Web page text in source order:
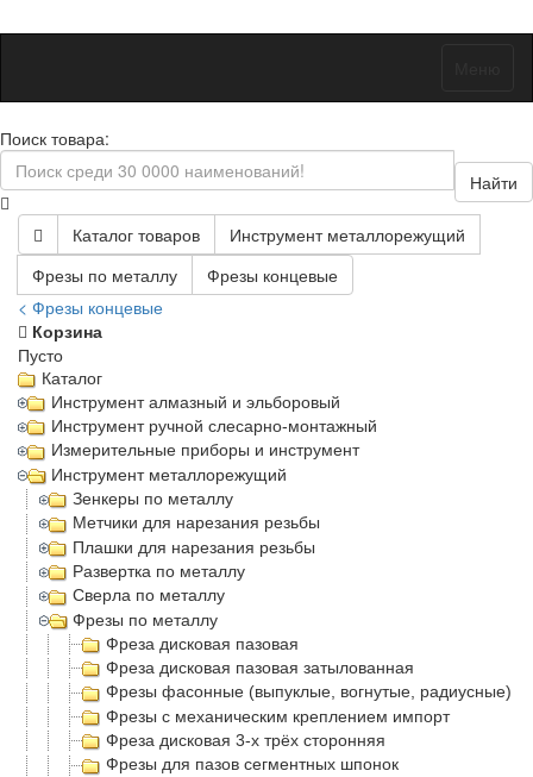
Поиск товара:
Найти
Каталог товаров
Инструмент металлорежущий
Фрезы по металлу
Фрезы концевые
< Фрезы концевые
Корзина
Пусто
Каталог
Инструмент алмазный и эльборовый
Инструмент ручной слесарно-монтажный
Измерительные приборы и инструмент
Инструмент металлорежущий
Зенкеры по металлу
Метчики для нарезания резьбы
Плашки для нарезания резьбы
Развертка по металлу
Сверла по металлу
Фрезы по металлу
Фреза дисковая пазовая
Фреза дисковая пазовая затылованная
Фрезы фасонные (выпуклые, вогнутые, радиусные)
Фрезы с механическим креплением импорт
Фреза дисковая 3-х трёх сторонняя
Фрезы для пазов сегментных шпонок